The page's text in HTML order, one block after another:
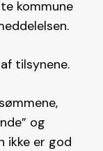
kommune
tilsynene.
og
ikke er god